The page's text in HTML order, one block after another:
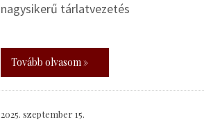
nagysikerű tárlatvezetés
Tovább olvasom »
2025. szeptember 15.